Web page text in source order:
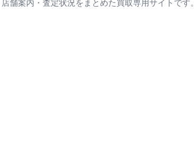
舗案内・査定状況をまとめた買取専用サイトです。